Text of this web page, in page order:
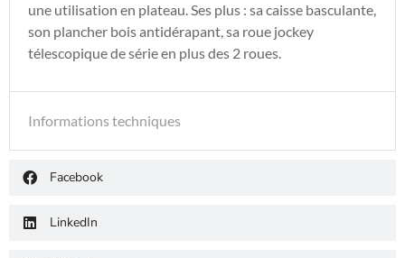
une utilisation en plateau. Ses plus : sa caisse basculante,
son plancher bois antidérapant, sa roue jockey
télescopique de série en plus des 2 roues.
Informations techniques
Facebook
LinkedIn